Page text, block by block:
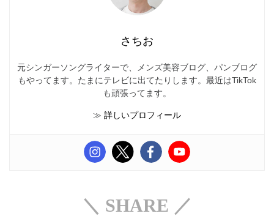
さちお
元シンガーソングライターで、メンズ美容ブログ、パンブログ
もやってます。たまにテレビに出てたりします。最近はTikTok
も頑張ってます。
≫ 詳しいプロフィール
＼ SHARE ／